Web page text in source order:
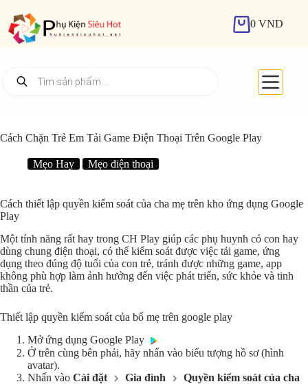
đến
phần
Giỏ0VND
kiếm
Cách Chặn Trẻ Em Tải Game Điện Thoại Trên Google Play
Mẹo Hay Mẹo điện thoại
Cách thiết lập quyền kiểm soát của cha mẹ trên kho ứng dụng Google
Play
Một tính năng rất hay trong CH Play giúp các phụ huynh có con hay
dùng chung điện thoại, có thể kiểm soát được việc tải game, ứng
dụng theo đúng độ tuổi của con trẻ, tránh được những game, app
không phù hợp làm ảnh hưởng đến việc phát triển, sức khỏe và tinh
thần của trẻ.
Thiết lập quyền kiểm soát của bố mẹ trên google play
Mở ứng dụng Google Play
Ở trên cùng bên phải, hãy nhấn vào biểu tượng hồ sơ (hình
avatar).
Nhấn vào Cài đặt Gia đình
Quyền kiểm soát của cha